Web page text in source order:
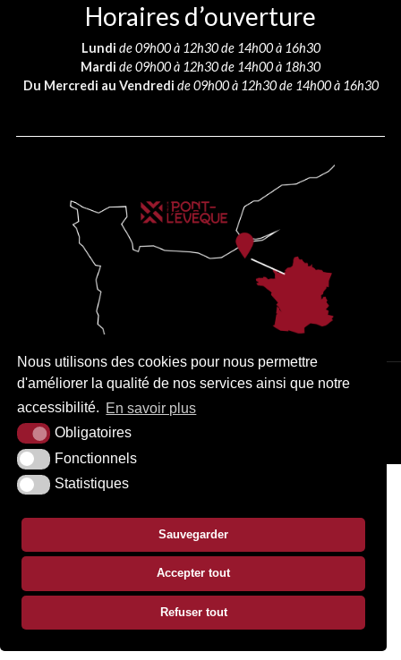
Nous utilisons des cookies pour nous permettre
d'améliorer la qualité de nos services ainsi que notre
accessibilité. En savoir plus
Obligatoires
Fonctionnels
Statistiques
Sauvegarder
Accepter tout
Refuser tout
Horaires d’ouverture
Lundi de 09h00 à 12h30 de 14h00 à 16h30
Mardi de 09h00 à 12h30 de 14h00 à 18h30
Du Mercredi au Vendredi de 09h00 à 12h30 de 14h00 à 16h30
PLAN DU SITE MENTIONS LÉGALES ACCESSIBILITÉ